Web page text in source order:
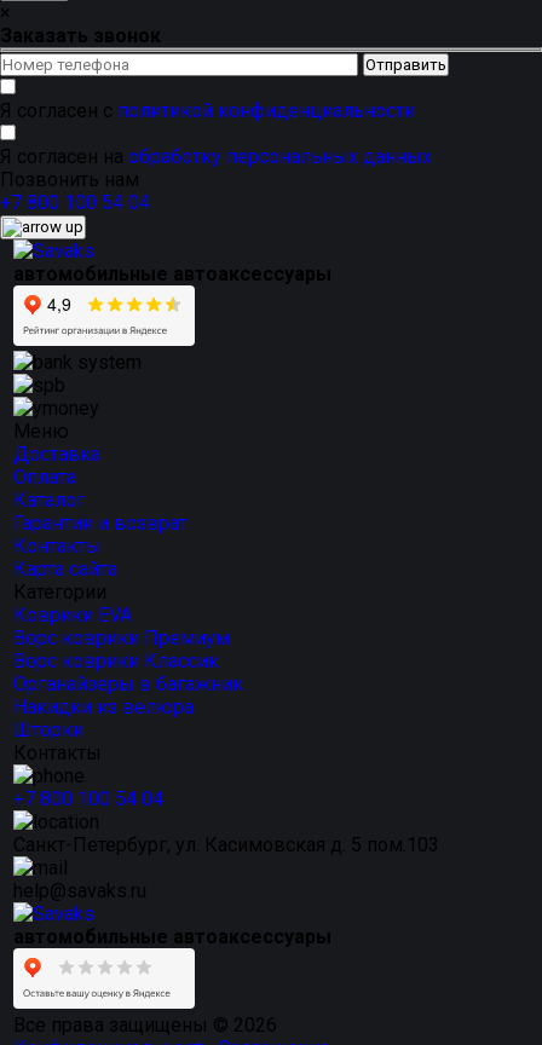
×
Заказать звонок
Я согласен с политикой конфиденциальности
Я согласен на обработку персональных данных
Позвонить нам
+7 800 100 54 04
автомобильные автоаксессуары
Меню
Доставка
Оплата
Каталог
Гарантии и возврат
Контакты
Карта сайта
Категории
Коврики EVA
Ворс коврики Премиум
Ворс коврики Классик
Органайзеры в багажник
Накидки из велюра
Шторки
Контакты
+7 800 100 54 04
Санкт-Петербург, ул. Касимовская д. 5 пом.103
help@savaks.ru
автомобильные автоаксессуары
Все права защищены © 2026